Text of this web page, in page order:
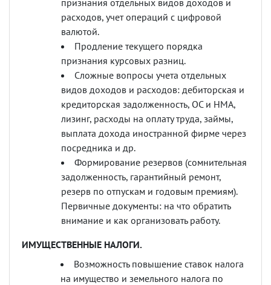
признания отдельных видов доходов и
расходов, учет операций с цифровой
валютой.
Продление текущего порядка
признания курсовых разниц.
Сложные вопросы учета отдельных
видов доходов и расходов: дебиторская и
кредиторская задолженность, ОС и НМА,
лизинг, расходы на оплату труда, займы,
выплата дохода иностранной фирме через
посредника и др.
Формирование резервов (сомнительная
задолженность, гарантийный ремонт,
резерв по отпускам и годовым премиям).
Первичные документы: на что обратить
внимание и как организовать работу.
ИМУЩЕСТВЕННЫЕ НАЛОГИ.
Возможность повышение ставок налога
на имущество и земельного налога по